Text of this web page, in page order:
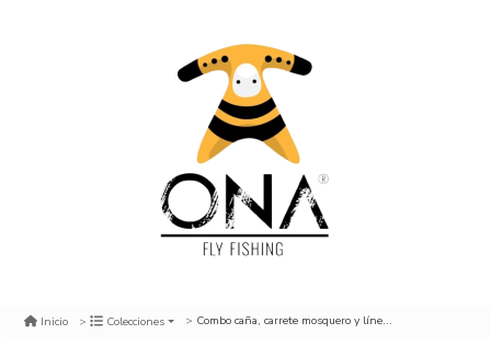
Inicio Colecciones Combo caña, carrete mosquero y línea, tempest, # 5, 9´